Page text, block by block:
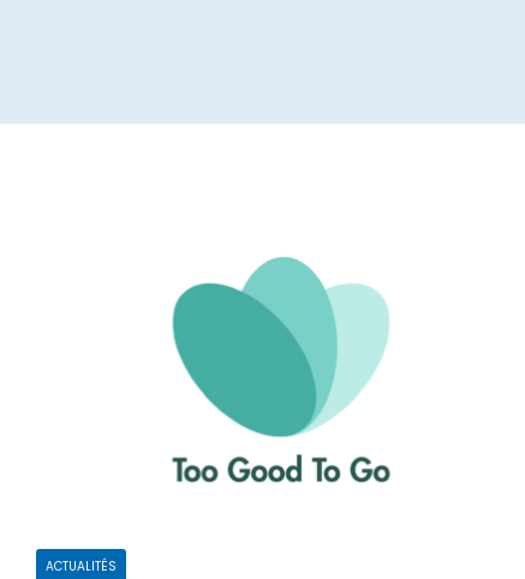
CATEGORIES
ACTUALITÉS